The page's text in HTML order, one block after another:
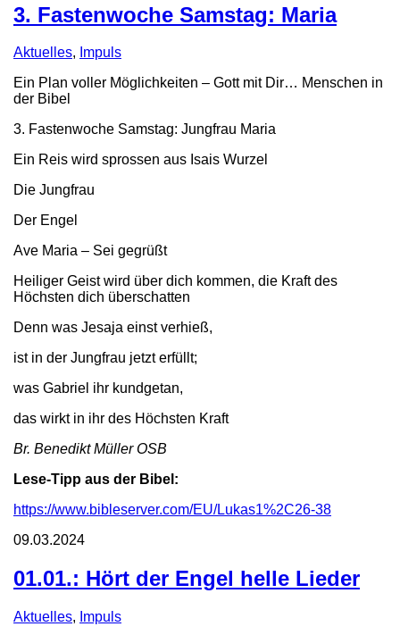
3. Fastenwoche Samstag: Maria
Aktuelles, Impuls
Ein Plan voller Möglichkeiten – Gott mit Dir… Menschen in
der Bibel
3. Fastenwoche Samstag: Jungfrau Maria
Ein Reis wird sprossen aus Isais Wurzel
Die Jungfrau
Der Engel
Ave Maria – Sei gegrüßt
Heiliger Geist wird über dich kommen, die Kraft des
Höchsten dich überschatten
Denn was Jesaja einst verhieß,
ist in der Jungfrau jetzt erfüllt;
was Gabriel ihr kundgetan,
das wirkt in ihr des Höchsten Kraft
Br. Benedikt Müller OSB
Lese-Tipp aus der Bibel:
https://www.bibleserver.com/EU/Lukas1%2C26-38
09.03.2024
01.01.: Hört der Engel helle Lieder
Aktuelles, Impuls